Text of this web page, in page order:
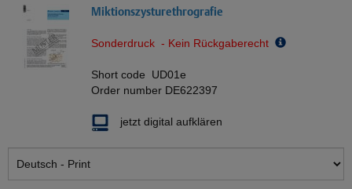
Miktionszysturethrografie
Sonderdruck - Kein Rückgaberecht
Short code UD01e
Order number DE622397
jetzt digital aufklären